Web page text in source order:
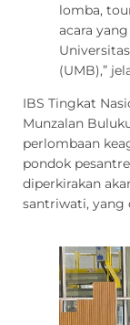
lomba,
acara
(UMB),”
IBS Tingkat
Munzalan
perlombaan
pondok
diperkirakan
santriwati, yang